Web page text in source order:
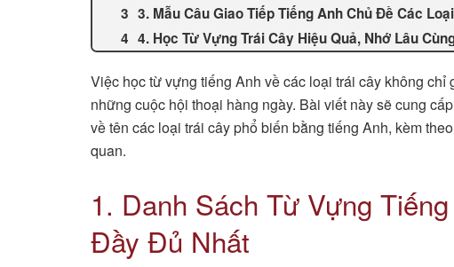
3. Mẫu Câu Giao Tiếp Tiếng Anh Chủ Đề Các
4. Học Từ Vựng Trái Cây Hiệu Quả, Nhớ Lâu
Việc học từ vựng tiếng Anh về các loại trái cây không
những cuộc hội thoại hàng ngày. Bài viết này sẽ cung
về tên các loại trái cây phổ biến bằng tiếng Anh, kèm
quan.
1. Danh Sách Từ Vựng
Đầy Đủ Nhất